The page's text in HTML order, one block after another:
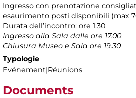
Ingresso con prenotazione
esaurimento posti disponibili (max
Durata dell’incontro: ore 1.30
Ingresso alla Sala dalle ore 17.00
Chiusura Museo e Sala ore 19.30
Typologie
Evénement|Réunions
Documents